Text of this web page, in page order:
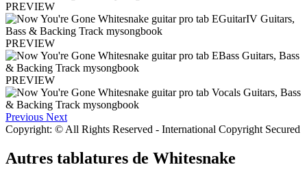
PREVIEW
PREVIEW
PREVIEW
Previous Next
Copyright: © All Rights Reserved - International Copyright Secured
Autres tablatures de Whitesnake